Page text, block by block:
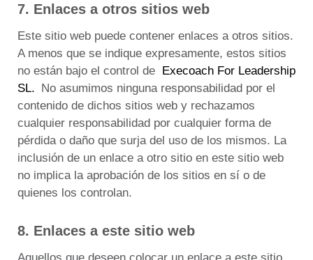
7. Enlaces a otros sitios web
Este sitio web puede contener enlaces a otros sitios.
A menos que se indique expresamente, estos sitios
no están bajo el control de Execoach For Leadership
SL. No asumimos ninguna responsabilidad por el
contenido de dichos sitios web y rechazamos
cualquier responsabilidad por cualquier forma de
pérdida o daño que surja del uso de los mismos. La
inclusión de un enlace a otro sitio en este sitio web
no implica la aprobación de los sitios en sí o de
quienes los controlan.
8. Enlaces a este sitio web
Aquellos que deseen colocar un enlace a este sitio